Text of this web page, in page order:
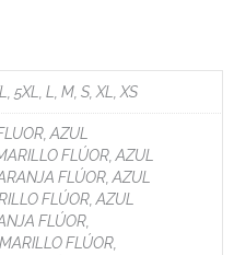
5XL, L, M, S, XL, XS
AZUL
FLÚOR, AZUL
FLÚOR, AZUL
FLÚOR, AZUL
FLÚOR,
FLÚOR,